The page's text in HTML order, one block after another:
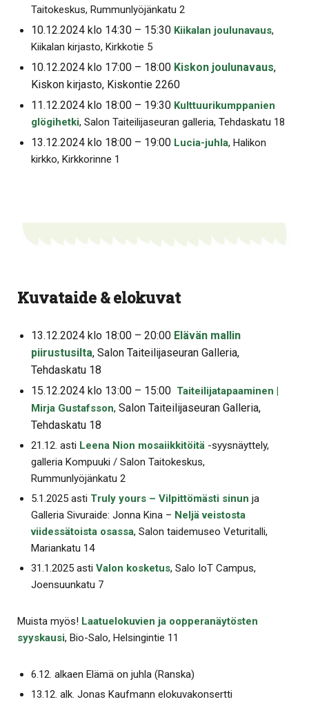
Taitokeskus, Rummunlyöjänkatu 2
10.12.2024 klo 14:30 – 15:30 Kiikalan joulunavaus,
Kiikalan kirjasto, Kirkkotie 5
10.12.2024 klo 17:00 – 18:00 Kiskon joulunavaus,
Kiskon kirjasto, Kiskontie 2260
11.12.2024 klo 18:00 – 19:30 Kulttuurikumppanien
glögihetki, Salon Taiteilijaseuran galleria, Tehdaskatu 18
13.12.2024 klo 18:00 – 19:00 Lucia-juhla, Halikon
kirkko, Kirkkorinne 1
Kuvataide & elokuvat
13.12.2024 klo 18:00 – 20:00 Elävän mallin
piirustusilta, Salon Taiteilijaseuran Galleria,
Tehdaskatu 18
15.12.2024 klo 13:00 – 15:00 Taiteilijatapaaminen |
Mirja Gustafsson, Salon Taiteilijaseuran Galleria,
Tehdaskatu 18
21.12. asti Leena Nion mosaiikkitöitä -syysnäyttely,
galleria Kompuuki / Salon Taitokeskus,
Rummunlyöjänkatu 2
5.1.2025 asti Truly yours – Vilpittömästi sinun ja
Galleria Sivuraide: Jonna Kina – Neljä veistosta
viidessätoista osassa, Salon taidemuseo Veturitalli,
Mariankatu 14
31.1.2025 asti Valon kosketus, Salo IoT Campus,
Joensuunkatu 7
Muista myös! Laatuelokuvien ja oopperanäytösten
syyskausi, Bio-Salo, Helsingintie 11
6.12. alkaen Elämä on juhla (Ranska)
13.12. alk. Jonas Kaufmann elokuvakonsertti